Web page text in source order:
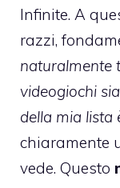
Infinite. A
razzi,
naturalmente
videogiochi
della mia lista
chiaramente
vede. Questo